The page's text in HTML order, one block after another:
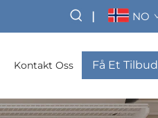
| NO
Kontakt Oss Få Et Tilbud